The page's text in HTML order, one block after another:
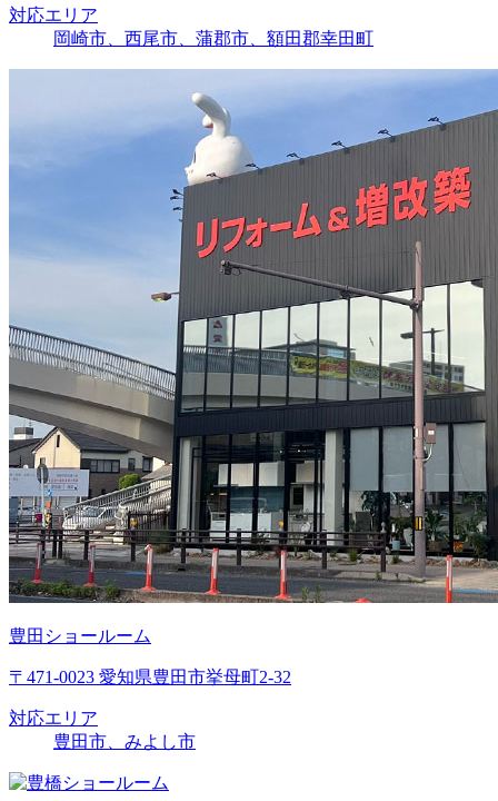
対応エリア
岡崎市、西尾市、蒲郡市、額田郡幸田町
豊田ショールーム
〒471-0023 愛知県豊田市挙母町2-32
対応エリア
豊田市、みよし市